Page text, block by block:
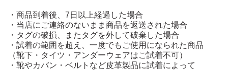
・商品到着後、7日以上経過した場合
・当店にご連絡のないまま商品を返送された場合
・タグの破損、またタグを外して破棄した場合
・試着の範囲を超え、一度でもご使用になられた商品
（靴下・タイツ・アンダーウェアはご試着不可）
・靴やカバン・ベルトなど皮革製品に試着によって